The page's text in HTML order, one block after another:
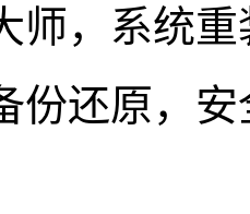
师，系统
份还原，